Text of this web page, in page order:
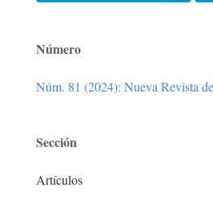
Número
Núm. 81 (2024): Nueva Revista
Sección
Artículos